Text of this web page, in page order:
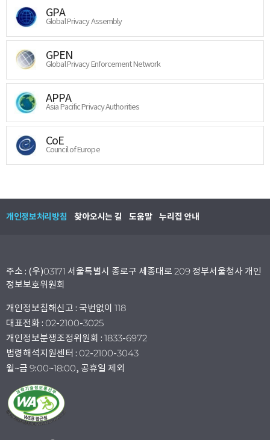
GPA
Global Privacy Assembly
GPEN
Global Privacy Enforcement Network
APPA
Asia Pacific Privacy Authorities
CoE
Council of Europe
개인정보처리방침 찾아오시는 길 도움말 누리집 안내
주소 : (우)03171 서울특별시 종로구 세종대로 209 정부서울청사 개인
정보보호위원회
개인정보침해신고 : 국번없이 118
대표전화 : 02-2100-3025
개인정보분쟁조정위원회 : 1833-6972
법령해석지원센터 : 02-2100-3043
월~금 9:00~18:00, 공휴일 제외